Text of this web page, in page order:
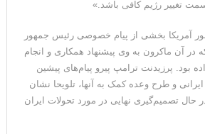
تغییر رژیم کافی باشد.»
آمریکا بخشی از پیام خصوصی رئیس جمهور
در آن ماکرون به وی پیشنهاد همکاری و انجام
بود. پرزیدنت ترامپ پیرو پیام‌های پیشین
و طرح وعده کمک به آنها، تلویحا نشان
حال تصمیم‌گیری نهایی در مورد تحولات ایران